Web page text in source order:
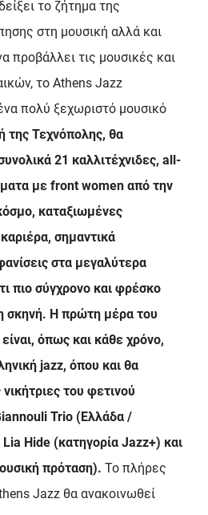
το ζήτημα της
στη μουσική αλλά και
προβάλλει τις μουσικές και
το Athens Jazz
πολύ ξεχωριστό μουσικό
της Τεχνόπολης, θα
21 καλλιτέχνιδες, all-
με front women από την
καταξιωμένες
σημαντικά
στα μεγαλύτερα
πιο σύγχρονο και φρέσκο
σκηνή. Η πρώτη μέρα του
όπως και κάθε χρόνο,
jazz, όπου και θα
του φετινού
Trio (Ελλάδα /
Hide (κατηγορία Jazz+) και
πρόταση). Το πλήρες
Jazz θα ανακοινωθεί